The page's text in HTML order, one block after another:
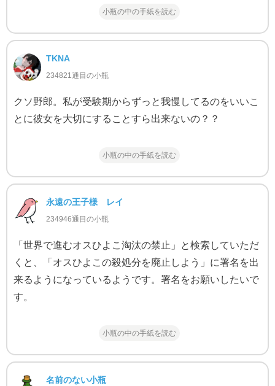
小瓶の中の手紙を読む
TKNA
234821通目の小瓶
クソ野郎。私が受験期からずっと我慢してるのをいいこ
とに彼女を大切にすることすら出来ないの？？
小瓶の中の手紙を読む
永遠の王子様 レイ
234946通目の小瓶
「世界で進むオスひよこ淘汰の禁止」と検索していただ
くと、「オスひよこの殺処分を廃止しよう」に署名を出
来るようになっているようです。署名をお願いしたいで
す。
小瓶の中の手紙を読む
名前のない小瓶